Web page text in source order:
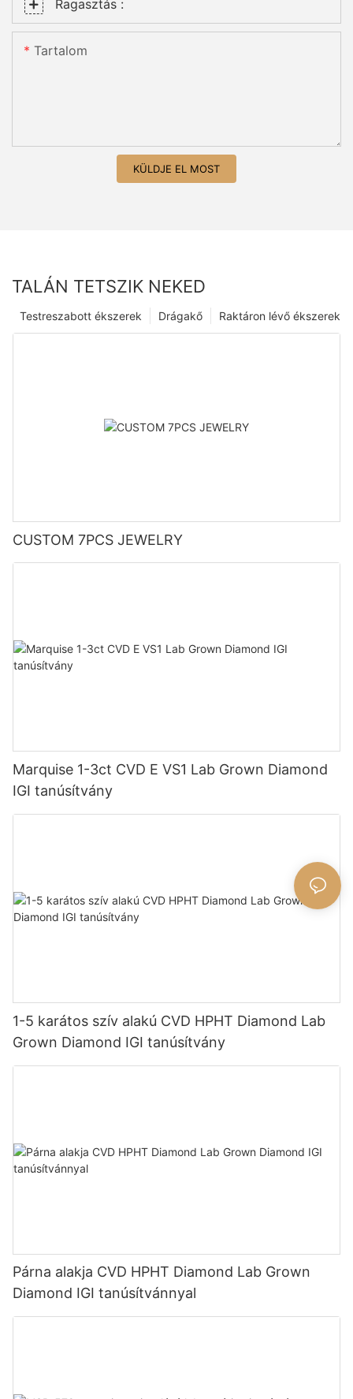
Ragasztás :
Tartalom
KÜLDJE EL MOST
TALÁN TETSZIK NEKED
Raktáron lévő ékszerek
Drágakő
Testreszabott ékszerek
CUSTOM 7PCS JEWELRY
Marquise 1-3ct CVD E VS1 Lab Grown Diamond
IGI tanúsítvány
1-5 karátos szív alakú CVD HPHT Diamond Lab
Grown Diamond IGI tanúsítvány
Párna alakja CVD HPHT Diamond Lab Grown
Diamond IGI tanúsítvánnyal